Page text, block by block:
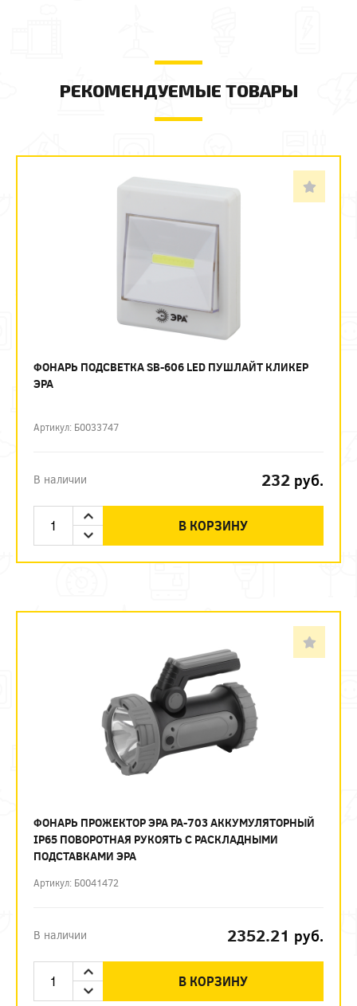
РЕКОМЕНДУЕМЫЕ ТОВАРЫ
ФОНАРЬ ПОДСВЕТКА SB-606 LED ПУШЛАЙТ КЛИКЕР
ЭРА
Артикул: Б0033747
В наличии 232 руб.
В КОРЗИНУ
ФОНАРЬ ПРОЖЕКТОР ЭРА PA-703 АККУМУЛЯТОРНЫЙ
IP65 ПОВОРОТНАЯ РУКОЯТЬ С РАСКЛАДНЫМИ
ПОДСТАВКАМИ ЭРА
Артикул: Б0041472
В наличии 2352.21 руб.
В КОРЗИНУ